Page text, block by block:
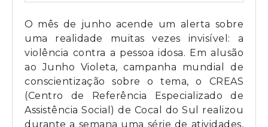
O mês de junho acende um alerta sobre
uma realidade muitas vezes invisível: a
violência contra a pessoa idosa. Em alusão
ao Junho Violeta, campanha mundial de
conscientização sobre o tema, o CREAS
(Centro de Referência Especializado de
Assistência Social) de Cocal do Sul realizou
durante a semana uma série de atividades,